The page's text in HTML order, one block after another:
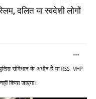
दलित या स्वदेशी लोगों